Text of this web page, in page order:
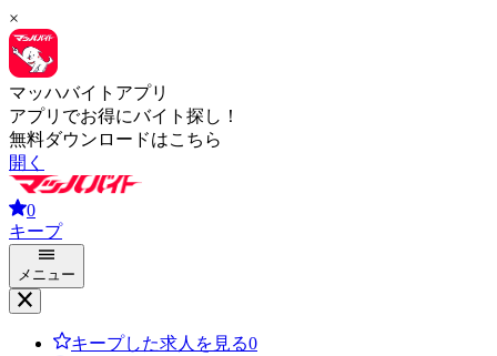
×
マッハバイトアプリ
アプリでお得にバイト探し！
無料ダウンロードはこちら
開く
0
キープ
メニュー
キープした求人を見る0